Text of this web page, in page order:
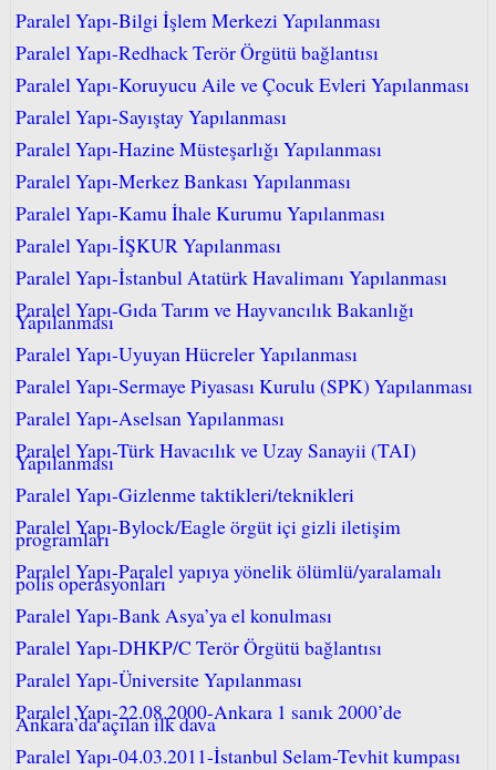
Paralel Yapı-Bilgi İşlem Merkezi Yapılanması
Paralel Yapı-Redhack Terör Örgütü bağlantısı
Paralel Yapı-Koruyucu Aile ve Çocuk Evleri Yapılanması
Paralel Yapı-Sayıştay Yapılanması
Paralel Yapı-Hazine Müsteşarlığı Yapılanması
Paralel Yapı-Merkez Bankası Yapılanması
Paralel Yapı-Kamu İhale Kurumu Yapılanması
Paralel Yapı-İŞKUR Yapılanması
Paralel Yapı-İstanbul Atatürk Havalimanı Yapılanması
Paralel Yapı-Gıda Tarım ve Hayvancılık Bakanlığı
Yapılanması
Paralel Yapı-Uyuyan Hücreler Yapılanması
Paralel Yapı-Sermaye Piyasası Kurulu (SPK) Yapılanması
Paralel Yapı-Aselsan Yapılanması
Paralel Yapı-Türk Havacılık ve Uzay Sanayii (TAI)
Yapılanması
Paralel Yapı-Gizlenme taktikleri/teknikleri
Paralel Yapı-Bylock/Eagle örgüt içi gizli iletişim
programları
Paralel Yapı-Paralel yapıya yönelik ölümlü/yaralamalı
polis operasyonları
Paralel Yapı-Bank Asya’ya el konulması
Paralel Yapı-DHKP/C Terör Örgütü bağlantısı
Paralel Yapı-Üniversite Yapılanması
Paralel Yapı-22.08.2000-Ankara 1 sanık 2000’de
Ankara’da açılan ilk dava
Paralel Yapı-04.03.2011-İstanbul Selam-Tevhit kumpası